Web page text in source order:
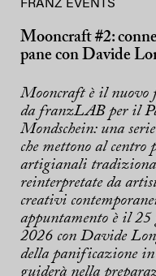
FRANZ EVENTS
Mooncraft #2:
pane con Davide
Mooncraft è il nuovo
da franzLAB per il
Mondschein: una
che mettono al centro
artigianali
reinterpretate da
creativi
appuntamento è il 25
2026 con Davide
della panificazione
guiderà nella